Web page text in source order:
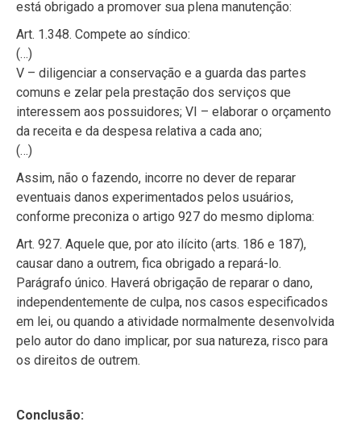
está obrigado a promover sua plena manutenção:
Art. 1.348. Compete ao síndico:
(…)
V – diligenciar a conservação e a guarda das partes
comuns e zelar pela prestação dos serviços que
interessem aos possuidores; VI – elaborar o orçamento
da receita e da despesa relativa a cada ano;
(…)
Assim, não o fazendo, incorre no dever de reparar
eventuais danos experimentados pelos usuários,
conforme preconiza o artigo 927 do mesmo diploma:
Art. 927. Aquele que, por ato ilícito (arts. 186 e 187),
causar dano a outrem, fica obrigado a repará-lo.
Parágrafo único. Haverá obrigação de reparar o dano,
independentemente de culpa, nos casos especificados
em lei, ou quando a atividade normalmente desenvolvida
pelo autor do dano implicar, por sua natureza, risco para
os direitos de outrem.
Conclusão: